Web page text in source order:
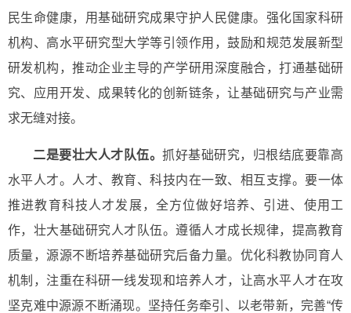
民生命健康，用基础研究成果守护人民健康。强化国家科研
机构、高水平研究型大学等引领作用，鼓励和规范发展新型
研发机构，推动企业主导的产学研用深度融合，打通基础研
究、应用开发、成果转化的创新链条，让基础研究与产业需
求无缝对接。
二是要壮大人才队伍。抓好基础研究，归根结底要靠高
水平人才。人才、教育、科技内在一致、相互支撑。要一体
推进教育科技人才发展，全方位做好培养、引进、使用工
作，壮大基础研究人才队伍。遵循人才成长规律，提高教育
质量，源源不断培养基础研究后备力量。优化科教协同育人
机制，注重在科研一线发现和培养人才，让高水平人才在攻
坚克难中源源不断涌现。坚持任务牵引、以老带新，完善“传